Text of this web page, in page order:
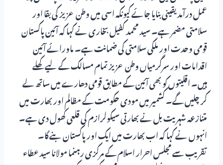
عمل درآمد یقینی بنایا جائے کیونکہ اسی میں وطن عزیز کی بقا اور
سلامتی مضمر ہے۔ سید محمد کفیل بخاری نے کہا کہ آئین پاکستان
قومی وحدت اور ملکی سلامتی کی ضمانت ہے۔ ماورائے آئین
اقدامات اور سرگرمیاں وطن عزیز تمام مسالک کے لیے کھلے
ہیں۔ اقلیتوں کو بھی آئین کے مطابق قومی دھارے میں ساتھ لے
کر چلیں گے۔ کشمیر میں مودی حکومت کے مظالم اور بھارت میں
متنازعہ شہریت بل نے بھارتی سیکولرازم کی قلعی کھول دی ہے۔
انہوں نے کہا کہ اب بھارت میں ایک اور پاکستان بنے گا۔
تقریب سے مجلس احرار اسلام کے مرکزی رہنما مولانا سید عطاء